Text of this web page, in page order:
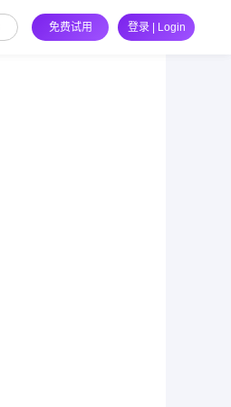
免费试用 登录 | Login